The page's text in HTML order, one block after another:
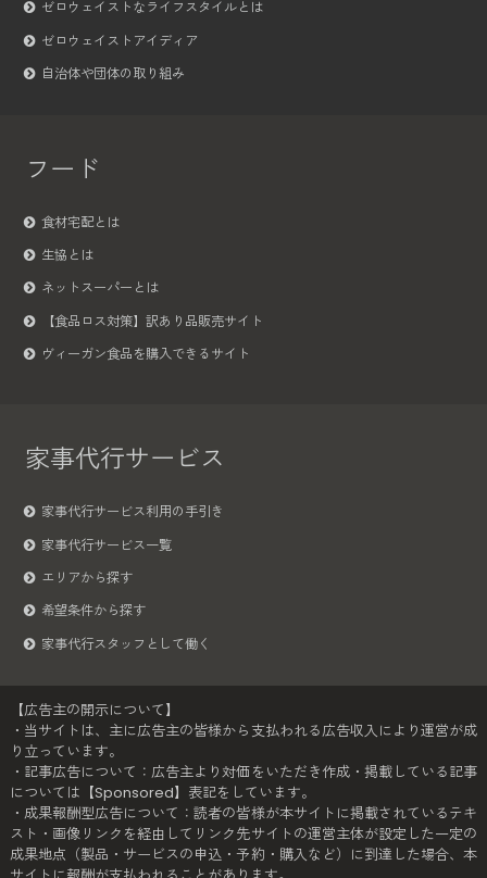
ゼロウェイストなライフスタイルとは
ゼロウェイストアイディア
自治体や団体の取り組み
フード
食材宅配とは
生協とは
ネットスーパーとは
【食品ロス対策】訳あり品販売サイト
ヴィーガン食品を購入できるサイト
家事代行サービス
家事代行サービス利用の手引き
家事代行サービス一覧
エリアから探す
希望条件から探す
家事代行スタッフとして働く
【広告主の開示について】
・当サイトは、主に広告主の皆様から支払われる広告収入により運営が成
り立っています。
・記事広告について：広告主より対価をいただき作成・掲載している記事
については【Sponsored】表記をしています。
・成果報酬型広告について：読者の皆様が本サイトに掲載されているテキ
スト・画像リンクを経由してリンク先サイトの運営主体が設定した一定の
成果地点（製品・サービスの申込・予約・購入など）に到達した場合、本